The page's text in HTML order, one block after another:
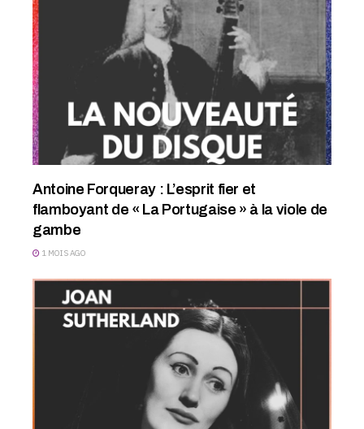
Antoine Forqueray : L’esprit fier et
flamboyant de « La Portugaise » à la viole de
gambe
1 MOIS AGO